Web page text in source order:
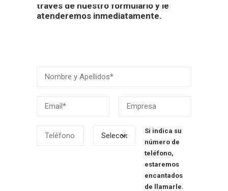
través de nuestro formulario y le
atenderemos inmediatamente.
Si indica su
número de
teléfono,
estaremos
encantados
de llamarle.